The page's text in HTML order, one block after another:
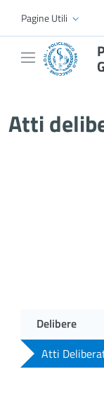
Skip to Main Content
Pagine Utili
Atti
Delibere
Atti